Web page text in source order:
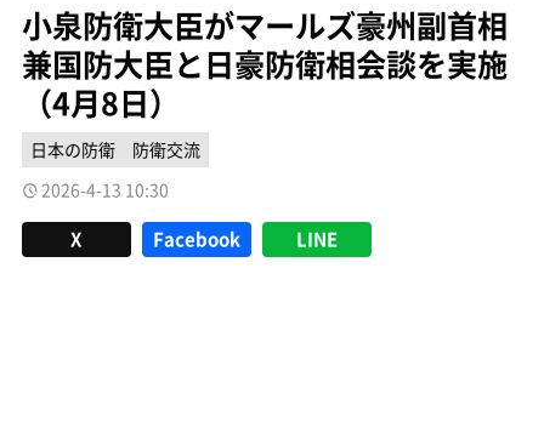
小泉防衛大臣がマールズ豪州副首相
兼国防大臣と日豪防衛相会談を実施
（4月8日）
日本の防衛
防衛交流
2026-4-13 10:30
X Facebook LINE